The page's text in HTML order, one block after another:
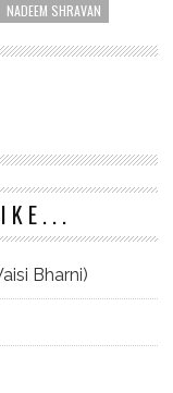
NADEEM SHRAVAN
Bharni)